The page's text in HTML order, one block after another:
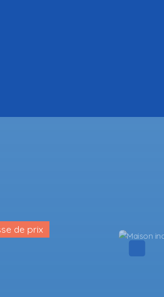
Exclusivité